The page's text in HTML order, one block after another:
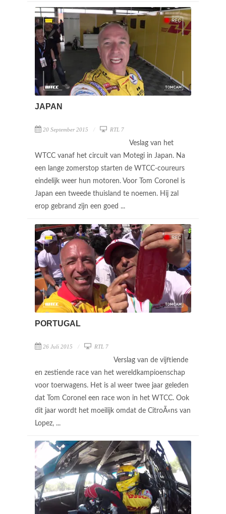
JAPAN
20 September 2015 RTL 7
Veslag van het
WTCC vanaf het circuit van Motegi in Japan. Na
een lange zomerstop starten de WTCC-coureurs
eindelijk weer hun motoren. Voor Tom Coronel is
Japan een tweede thuisland te noemen. Hij zal
erop gebrand zijn een goed ...
PORTUGAL
26 Juli 2015 RTL 7
Verslag van de vijftiende
en zestiende race van het wereldkampioenschap
voor toerwagens. Het is al weer twee jaar geleden
dat Tom Coronel een race won in het WTCC. Ook
dit jaar wordt het moeilijk omdat de CitroÃ«ns van
Lopez, ...